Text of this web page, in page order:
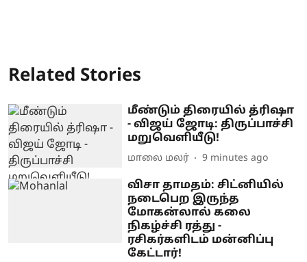
Related Stories
மீண்டும் திரையில் த்ரிஷா
- விஜய் ஜோடி: திருப்பாச்சி
மறுவெளியீடு!
மாலை மலர் 9 minutes ago
விசா தாமதம்: சிட்னியில்
நடைபெற இருந்த
மோகன்லால் கலை
நிகழ்ச்சி ரத்து -
ரசிகர்களிடம் மன்னிப்பு
கேட்டார்!